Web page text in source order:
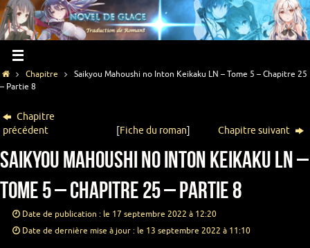
Chapitre
Saikyou Mahoushi no Inton Keikaku LN – Tome 5 – Chapitre 25
– Partie 8
Chapitre
précédent
[Fiche du roman] Chapitre suivant
Saikyou Mahoushi no Inton Keikaku LN –
Tome 5 – Chapitre 25 – Partie 8
Date de publication : le 17 septembre 2022 à 12:20
Date de dernière mise à jour : le 13 septembre 2022 à 11:10